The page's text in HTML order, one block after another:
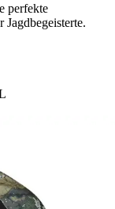
perfekte